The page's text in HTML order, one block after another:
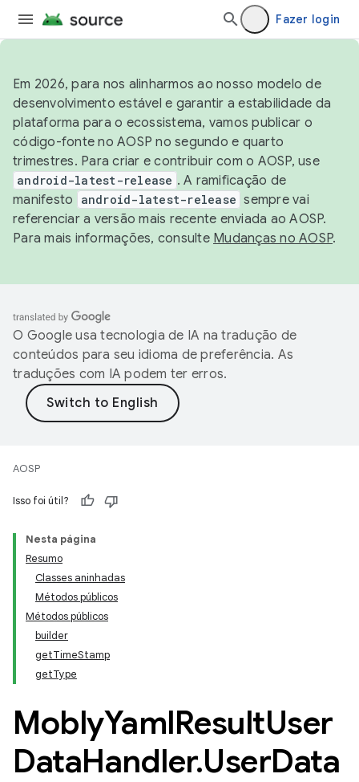
Fazer login
Em 2026, para nos alinharmos ao nosso modelo de
desenvolvimento estável e garantir a estabilidade da
plataforma para o ecossistema, vamos publicar o
código-fonte no AOSP no segundo e quarto
trimestres. Para criar e contribuir com o AOSP, use
android-latest-release . A ramificação de
manifesto
android-latest-release sempre vai
referenciar a versão mais recente enviada ao AOSP.
Para mais informações, consulte Mudanças no AOSP.
O Google usa tecnologia de IA na tradução de
conteúdos para seu idioma de preferência. As
traduções com IA podem ter erros.
AOSP
Isso foi útil?
Nesta página
Resumo
Classes aninhadas
Métodos públicos
Métodos públicos
builder
getTimeStamp
getType
MoblyYamlResultUser
DataHandler.UserData